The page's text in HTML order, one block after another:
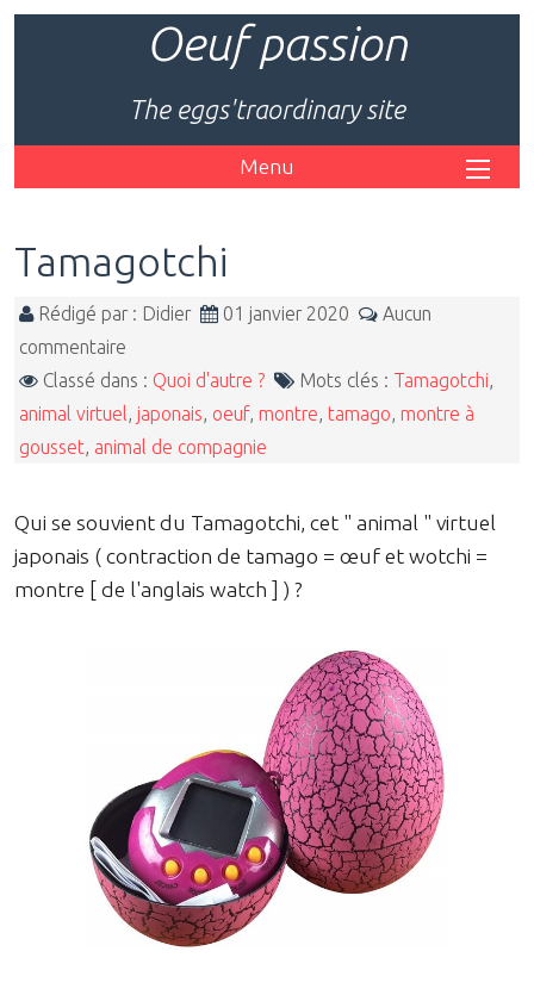
Oeuf passion
The eggs'traordinary site
Menu
Tamagotchi
Rédigé par : Didier 01 janvier 2020
Aucun
commentaire
Classé dans : Quoi d'autre ? Mots clés : Tamagotchi
animal virtuel
japonais oeuf, montre tamago montre à
gousset animal de compagnie
Qui se souvient du Tamagotchi, cet " animal " virtuel
japonais ( contraction de tamago = œuf et wotchi =
montre [ de l'anglais watch ] ) ?